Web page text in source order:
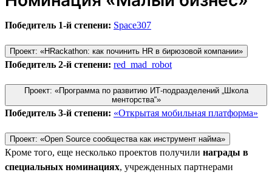
Победитель 1-й степени: Space307
Проект: «HRackathon: как починить HR в бирюзовой компании»
Победитель 2-й степени: red_mad_robot
Проект: «Программа по развитию ИТ-подразделений „Школа
менторства“»
Победитель 3-й степени: «Открытая мобильная платформа»
Проект: «Open Source сообщества как инструмент найма»
Кроме того, еще несколько проектов получили награды в
специальных номинациях, учрежденных партнерами